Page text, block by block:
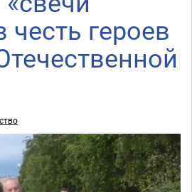
честь героев